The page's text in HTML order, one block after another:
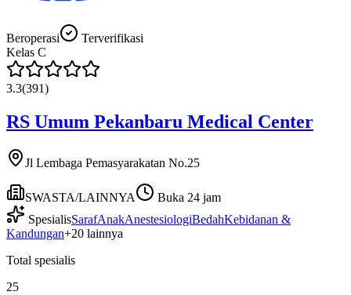
Beroperasi
Terverifikasi
Kelas C
3.3(391)
RS Umum Pekanbaru Medical Center
Jl Lembaga Pemasyarakatan No.25
SWASTA/LAINNYA
Buka 24 jam
SpesialisSarafAnakAnestesiologiBedahKebidanan &
Kandungan+20 lainnya
Total spesialis
25